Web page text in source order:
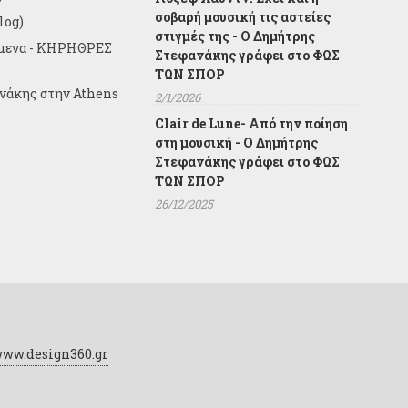
- ΚΗΡΗΘΡΕΣ
στην Athens
σοβαρή μουσική τις αστείες
στιγμές της - Ο Δημήτρης
Στεφανάκης γράφει στο ΦΩΣ
ΤΩΝ ΣΠΟΡ
2/1/2026
Clair de Lune- Από την ποίηση
στη μουσική - Ο Δημήτρης
Στεφανάκης γράφει στο ΦΩΣ
ΤΩΝ ΣΠΟΡ
26/12/2025